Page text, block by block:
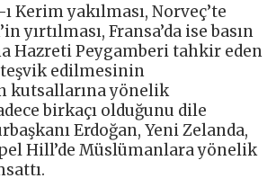
ı Kerim yakılması, Norveç’te
yırtılması, Fransa’da ise basın
Hazreti Peygamberi tahkir eden
edilmesinin
kutsallarına yönelik
birkaçı olduğunu dile
Erdoğan, Yeni Zelanda,
Hill’de Müslümanlara yönelik